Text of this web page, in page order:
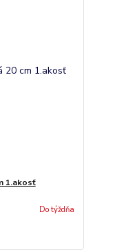
1.akosť
Do týždňa